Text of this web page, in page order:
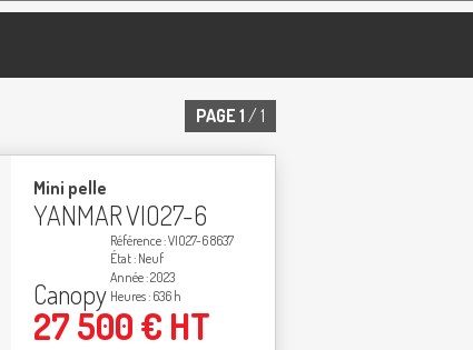
PAGE 1 / 1
Mini pelle
YANMARVIO27-6
Canopy
Référence VIO27-6 8637
État Neuf
Année 2023
Heures 636 h
27 500€ HT